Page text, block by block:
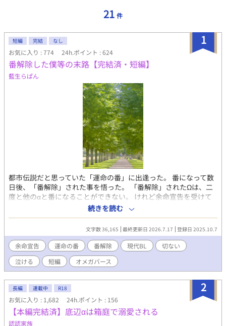
21 件
1
短編 完結 なし
お気に入り : 774 24h.ポイント : 624
番解除した僕等の末路【完結済・短編】
藍生らぱん
都市伝説だと思っていた「運命の番」に出逢った。 番になって数
日後、「番解除」された事を悟った。 「番解除」されたΩは、二
度と他のαと番になることができない。 けれど余命宣告を受けて
いた僕にとっては都合が良かった。 ＊＊様々な形での応援ありが
とうございます。＊＊
続きを読む
文字数 36,165 最終更新日 2026.7.17 登録日 2025.10.7
余命宣告 運命の番 番解除 現代BL
切ない
泣ける
短編 オメガバース
2
長編 連載中 R18
お気に入り : 1,682 24h.ポイント : 156
【本編完結済】底辺αは箱庭で溺愛される
認認家族